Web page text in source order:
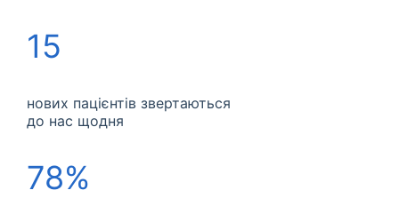
15
нових пацієнтів звертаються
до нас щодня
78%